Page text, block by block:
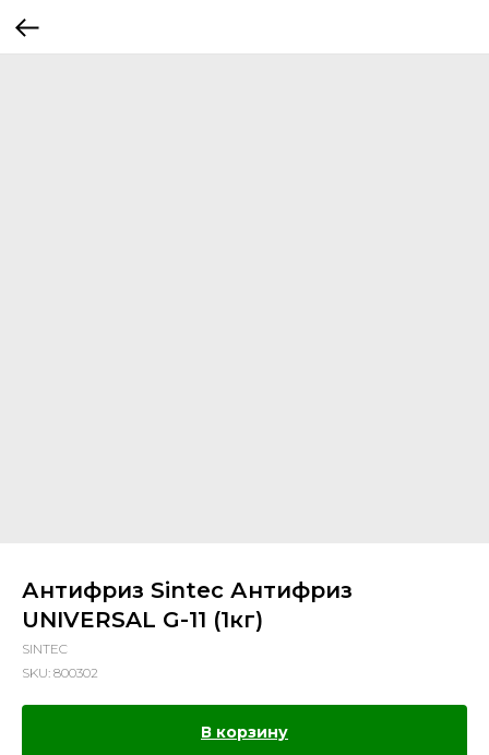
Антифриз Sintec Антифриз
UNIVERSAL G-11 (1кг)
SINTEC
SKU: 800302
В корзину